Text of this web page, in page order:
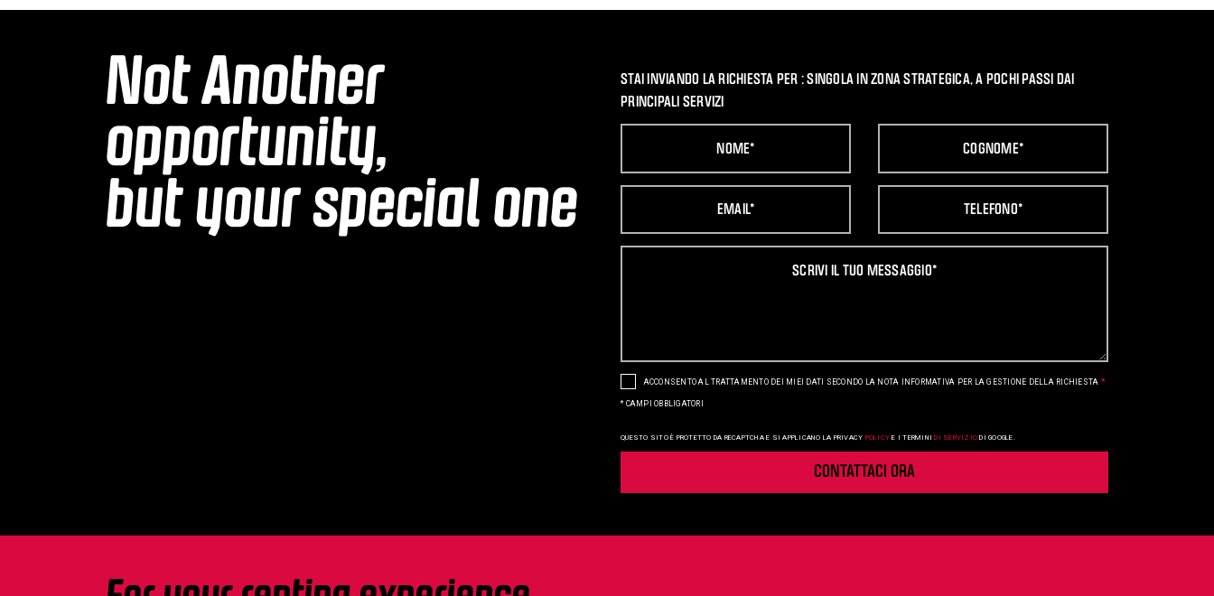
Not Another
opportunity,
but your special one
STAI INVIANDO LA RICHIESTA PER :SINGOLA IN ZONA STRATEGICA, A POCHI PASSI DAI
PRINCIPALI SERVIZI
ACCONSENTO AL TRATTAMENTO DEI MIEI DATI SECONDO LA NOTA INFORMATIVA PER LA GESTIONE DELLA RICHIESTA *
*CAMPI OBBLIGATORI
QUESTO SITO È PROTETTO DA RECAPTCHA E SI APPLICANO LA PRIVACY POLICY E ITERMINIDI SERVIZIO DI GOOGLE.
CONTATTACI ORA